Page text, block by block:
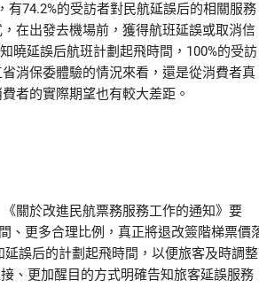
74.2%的受訪者對民航延誤后的相關服務
在出發去機場前，獲得航班延誤或取消信
曉延誤后航班計劃起飛時間，100%的受訪
消保委體驗的情況來看，還是從消費者真
者的實際期望也有較大差距。
關於改進民航票務服務工作的通知》要
、更多合理比例，真正將退改簽階梯票價
誤后的計劃起飛時間，以便旅客及時調整
、更加醒目的方式明確告知旅客延誤服務